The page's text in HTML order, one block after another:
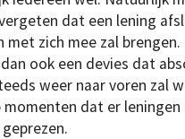
dat een lening
met zich mee zal brengen.
ook een devies dat
weer naar voren zal
momenten dat er